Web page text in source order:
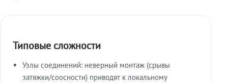
Типовые сложности
Узлы соединений: неверный монтаж (срывы
затяжки/соосности) приводят к локальному